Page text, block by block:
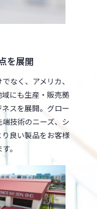
を展開
なく、アメリカ、
にも生産・販売拠
スを展開。グロー
技術のニーズ、シ
良い製品をお客様
。